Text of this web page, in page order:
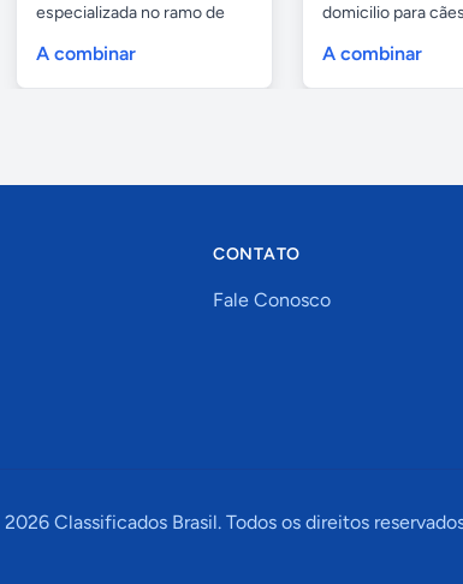
especializada no ramo de
A combinar
domicilio para
A combinar
CONTATO
Fale Conosco
2026Classificados Brasil. Todos os direitos